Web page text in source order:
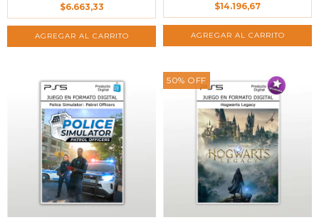
$6.663,33
$14.196,67
50% OFF